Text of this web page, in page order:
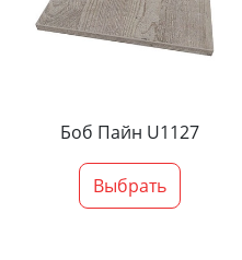
Боб Пайн U1127
Выбрать